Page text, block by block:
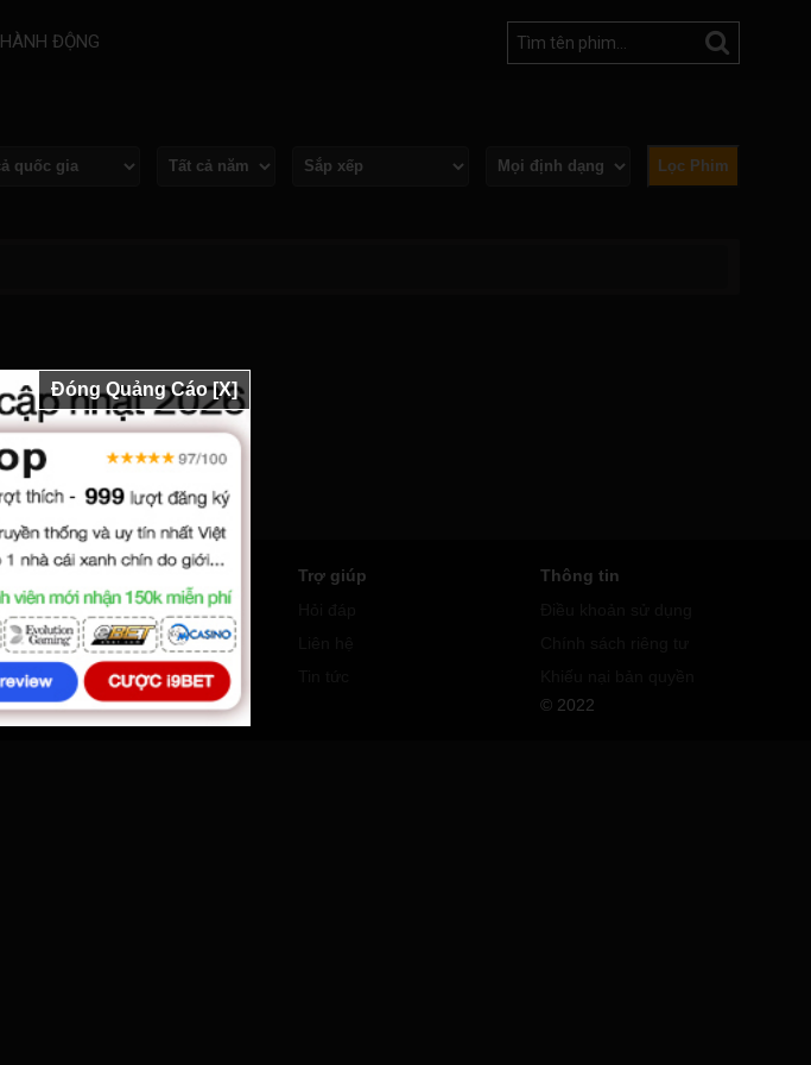
HÀNH ĐỘNG
Lọc Phim
Đóng Quảng Cáo [X]
Phimmoi
Trợ giúp
Thông tin
© 2022